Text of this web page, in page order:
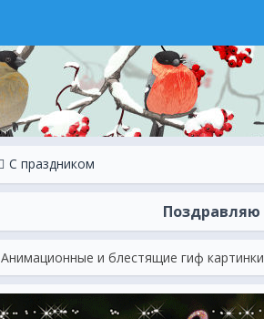
С праздником
Поздравляю
Анимационные и блестящие гиф